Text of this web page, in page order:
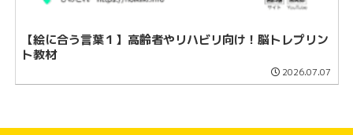
【絵に合う言葉１】高齢者やリハビリ向け！脳トレプリン
ト教材
2026.07.07